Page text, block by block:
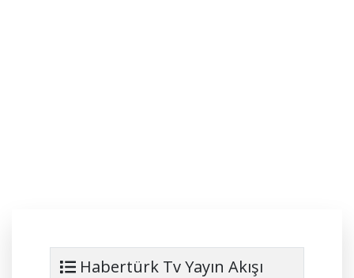
Habertürk Tv Yayın Akışı